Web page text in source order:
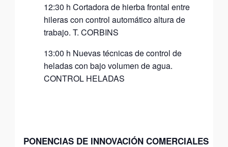
12:30 h Cortadora de hierba frontal entre
hileras con control automático altura de
trabajo. T. CORBINS
13:00 h Nuevas técnicas de control de
heladas con bajo volumen de agua.
CONTROL HELADAS
PONENCIAS DE INNOVACIÓN COMERCIALES